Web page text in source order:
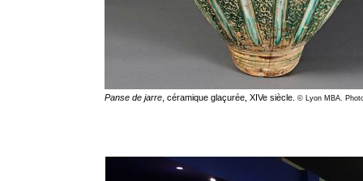
Panse de jarre , céramique glaçurée, XIVe siècle. © Lyon MBA.